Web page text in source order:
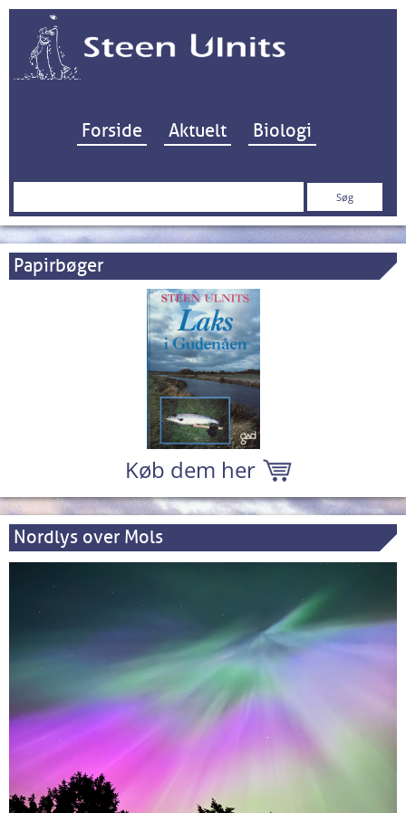
Hop til indhold
Forside Aktuelt Biologi
Søg
Papirbøger
Køb dem her
Nordlys over Mols